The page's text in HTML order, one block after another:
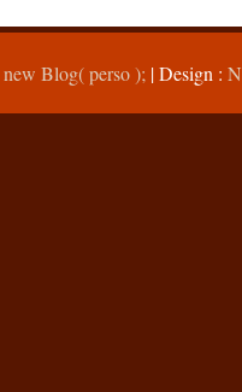
new Blog( perso ); | Design :